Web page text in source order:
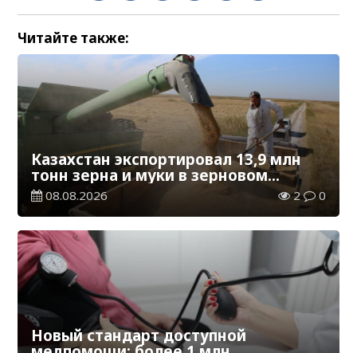
Читайте также:
Казахстан экспортировал 13,9 млн
тонн зерна и муки в зерновом
эквиваленте
08.08.2026 2 0
Новый стандарт доступной